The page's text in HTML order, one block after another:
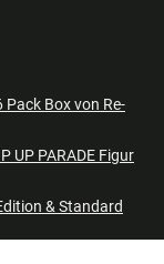
Pack Box von Re-
UP PARADE Figur
& Standard